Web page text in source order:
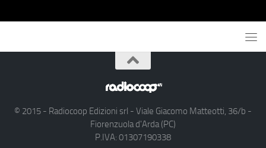
© 2015 - Radiocoop Edizioni srl - Viale Giacomo Matteotti, 36/b -
Fiorenzuola d'Arda (PC)
P.IVA: 01307190338